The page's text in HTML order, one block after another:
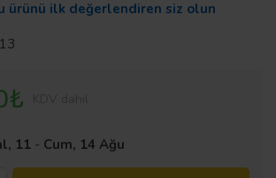
ürünü ilk değerlendiren siz olun
11 - Cum, 14 Ağu